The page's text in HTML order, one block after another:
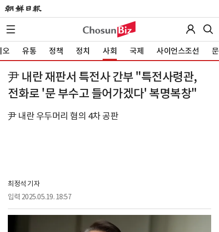
오 유통 정책 정치 사회 국제 사이언스조선
尹 내란 재판서 특전사 간부 "특전사령관,
전화로 '문 부수고 들어가겠다' 복명복창"
尹 내란 우두머리 혐의 4차 공판
최정석 기자
입력 2025.05.19. 18:57